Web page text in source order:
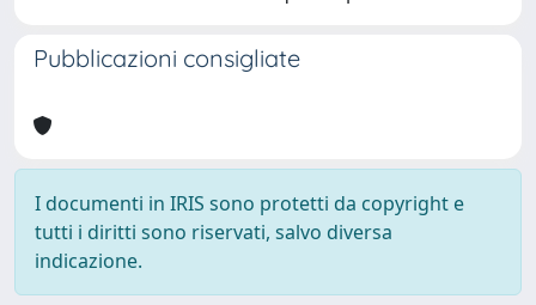
Pubblicazioni consigliate
I documenti in IRIS sono protetti da copyright e
tutti i diritti sono riservati, salvo diversa
indicazione.